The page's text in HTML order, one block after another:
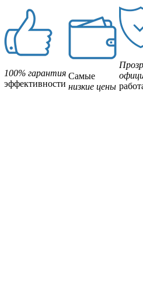
100% гарантия
эффективности
Самые
низкие цены